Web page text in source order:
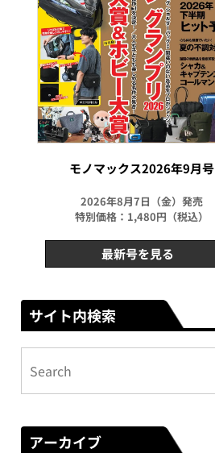
モノマックス2026年9月号
2026年8月7日（金）発売
特別価格：1,480円（税込）
最新号を見る
サイト内検索
アーカイブ